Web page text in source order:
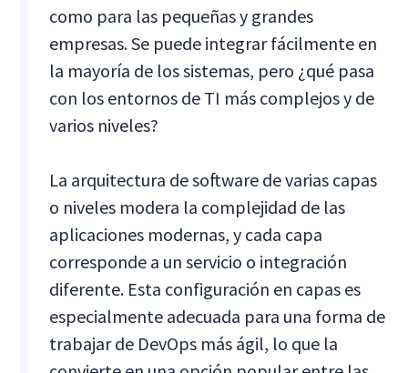
como para las pequeñas y grandes
empresas. Se puede integrar fácilmente en
la mayoría de los sistemas, pero ¿qué pasa
con los entornos de TI más complejos y de
varios niveles?
La arquitectura de software de varias capas
o niveles modera la complejidad de las
aplicaciones modernas, y cada capa
corresponde a un servicio o integración
diferente. Esta configuración en capas es
especialmente adecuada para una forma de
trabajar de DevOps más ágil, lo que la